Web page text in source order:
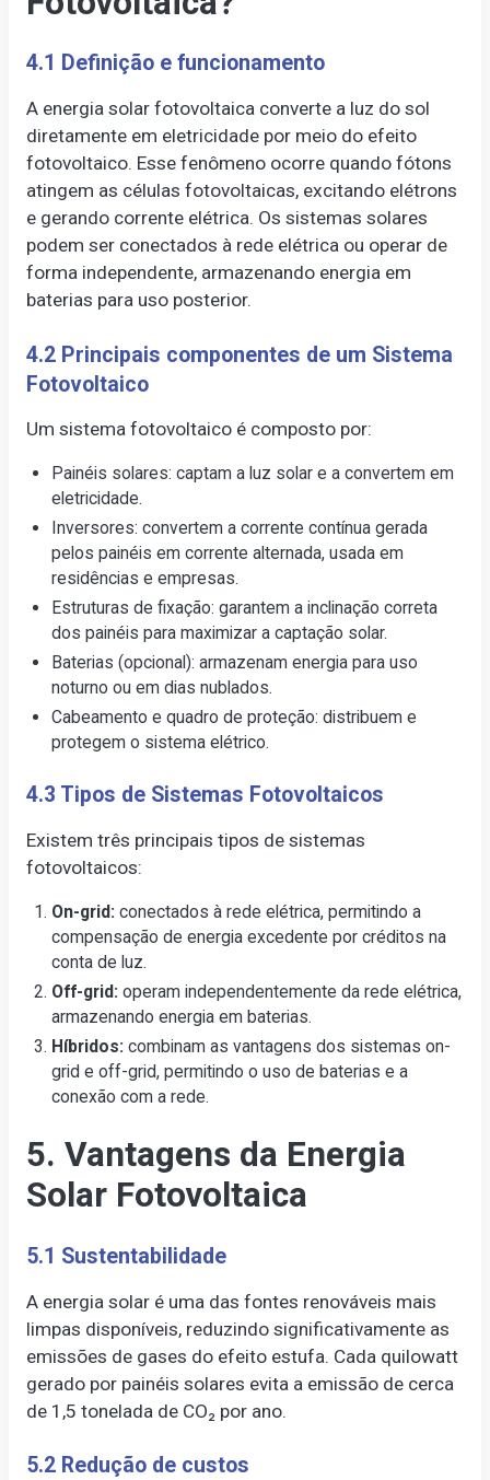
4.1 Definição e funcionamento
A energia solar fotovoltaica converte a luz do sol
diretamente em eletricidade por meio do efeito
fotovoltaico. Esse fenômeno ocorre quando fótons
atingem as células fotovoltaicas, excitando elétrons
e gerando corrente elétrica. Os sistemas solares
podem ser conectados à rede elétrica ou operar de
forma independente, armazenando energia em
baterias para uso posterior.
4.2 Principais componentes de um Sistema
Fotovoltaico
Um sistema fotovoltaico é composto por:
Painéis solares: captam a luz solar e a convertem em
eletricidade.
Inversores: convertem a corrente contínua gerada
pelos painéis em corrente alternada, usada em
residências e empresas.
Estruturas de fixação: garantem a inclinação correta
dos painéis para maximizar a captação solar.
Baterias (opcional): armazenam energia para uso
noturno ou em dias nublados.
Cabeamento e quadro de proteção: distribuem e
protegem o sistema elétrico.
4.3 Tipos de Sistemas Fotovoltaicos
Existem três principais tipos de sistemas
fotovoltaicos:
On-grid: conectados à rede elétrica, permitindo a
compensação de energia excedente por créditos na
conta de luz.
Off-grid: operam independentemente da rede elétrica,
armazenando energia em baterias.
Híbridos: combinam as vantagens dos sistemas on-
grid e off-grid, permitindo o uso de baterias e a
conexão com a rede.
5. Vantagens da Energia
Solar Fotovoltaica
5.1 Sustentabilidade
A energia solar é uma das fontes renováveis mais
limpas disponíveis, reduzindo significativamente as
emissões de gases do efeito estufa. Cada quilowatt
gerado por painéis solares evita a emissão de cerca
de 1,5 tonelada de CO₂ por ano.
5.2 Redução de custos